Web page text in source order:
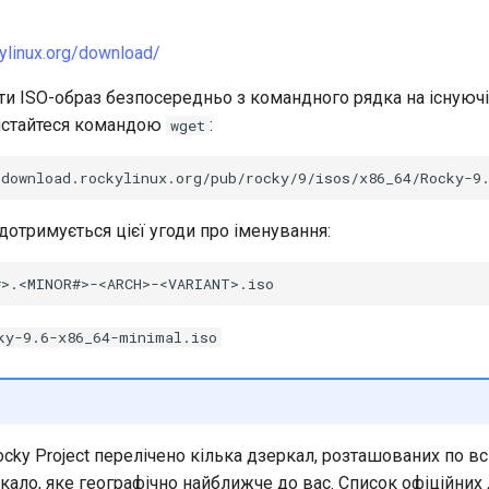
download/
ISO-образ безпосередньо з командного рядка на
командою wget :
цієї угоди про іменування:
9.6-x86_64-minimal.iso
Project перелічено кілька дзеркал, розташованих по
яке географічно найближче до вас. Список офіційних